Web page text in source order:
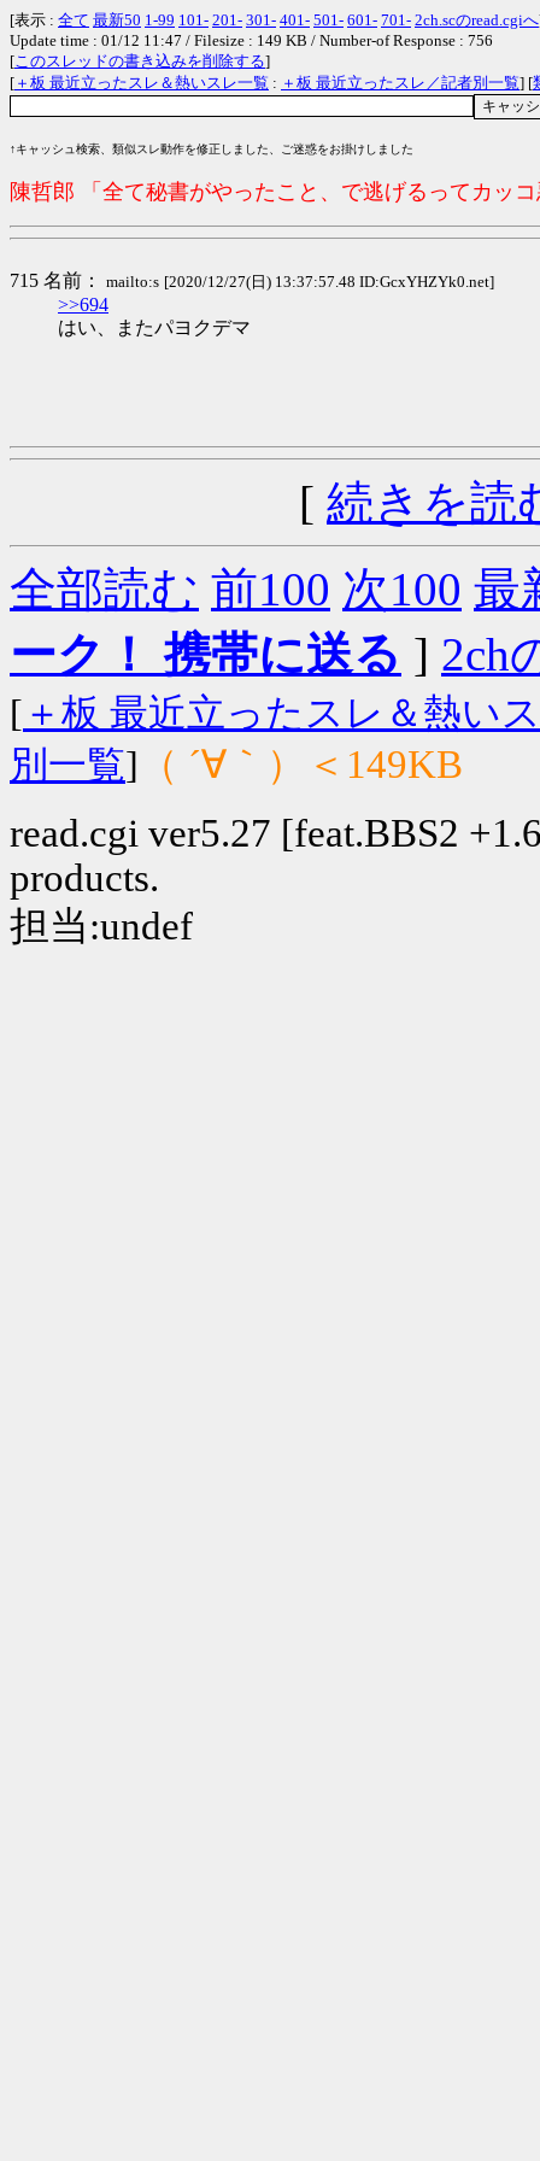
[表示 : 全て 最新50 1-99 101- 201- 301- 401- 501- 601- 701- 2ch.scのread.cgiへ
Update time : 01/12 11:47 / Filesize : 149 KB / Number-of Response : 756
[このスレッドの書き込みを削除する]
[ ＋板 最近立ったスレ＆熱いスレ一覧 : ＋板 最近立ったスレ／記者別一覧] [
↑キャッシュ検索、類似スレ動作を修正しました、ご迷惑をお掛けしました
陳哲郎 「全て秘書がやったこと、で逃げるってカッ
715 名前： mailto:s [2020/12/27(日) 13:37:57.48 ID:GcxYHZYk0.net]
>>694
はい、またパヨクデマ
[ 続きを読
全部読む 前100 次100 最
ーク！ 携帯に送る ] 2ch
[ ＋板 最近立ったスレ＆熱い
別一覧] （ ´∀｀）＜149KB
read.cgi ver5.27 [feat.BBS2
products.
担当:undef